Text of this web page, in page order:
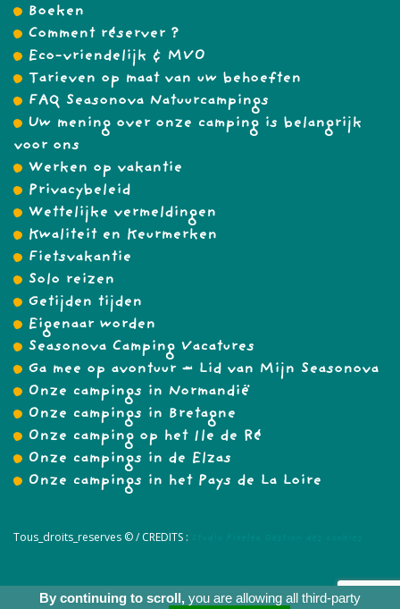
Boeken
Comment réserver ?
Eco-vriendelijk & MVO
Tarieven op maat van uw behoeften
FAQ Seasonova Natuurcampings
Uw mening over onze camping is belangrijk
voor ons
Werken op vakantie
Privacybeleid
Wettelijke vermeldingen
Kwaliteit en Keurmerken
Fietsvakantie
Solo reizen
Getijden tijden
Eigenaar worden
Seasonova Camping Vacatures
Ga mee op avontuur – Lid van Mijn Seasonova
Onze campings in Normandië
Onze campings in Bretagne
Onze camping op het Ile de Ré
Onze campings in de Elzas
Onze campings in het Pays de La Loire
Tous_droits_reserves © /CREDITS :
By continuing to scroll,you are allowing all third-party